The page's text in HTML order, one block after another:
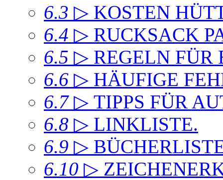
6.3 ▷ KOSTEN
6.4 ▷ RUCKSACK
6.5 ▷ REGELN FÜR
6.6 ▷ HÄUFIGE
6.7 ▷ TIPPS FÜR
6.8 ▷ LINKLISTE.
6.9 ▷
6.10 ▷